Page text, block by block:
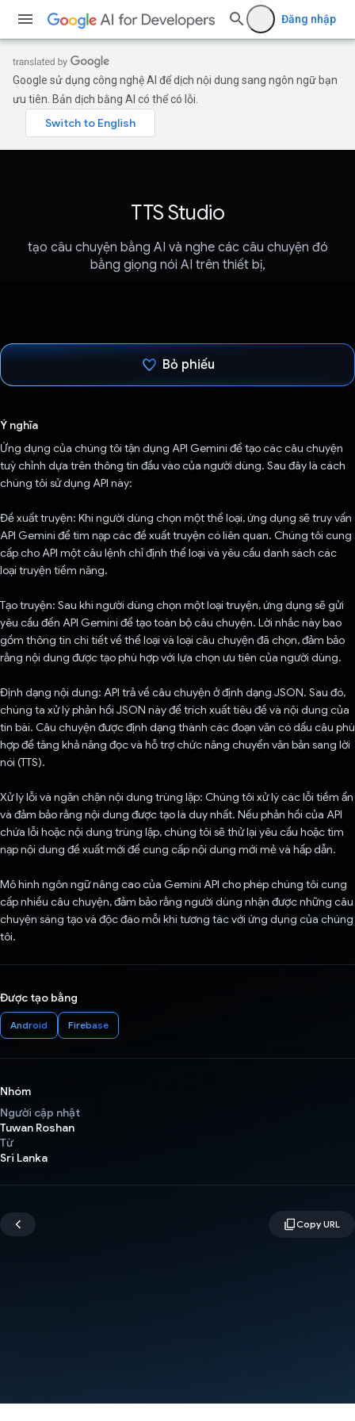
Đăng nhập
Google sử dụng công nghệ AI để dịch nội dung sang ngôn ngữ bạn
ưu tiên. Bản dịch bằng AI có thể có lỗi.
TTS Studio
tạo câu chuyện bằng AI và nghe các câu chuyện đó
bằng giọng nói AI trên thiết bị,
Bỏ phiếu
Ý nghĩa
Ứng dụng của chúng tôi tận dụng API Gemini để tạo các câu chuyện
tuỳ chỉnh dựa trên thông tin đầu vào của người dùng. Sau đây là cách
chúng tôi sử dụng API này:
Đề xuất truyện: Khi người dùng chọn một thể loại, ứng dụng sẽ truy vấn
API Gemini để tìm nạp các đề xuất truyện có liên quan. Chúng tôi cung
cấp cho API một câu lệnh chỉ định thể loại và yêu cầu danh sách các
loại truyện tiềm năng.
Tạo truyện: Sau khi người dùng chọn một loại truyện, ứng dụng sẽ gửi
yêu cầu đến API Gemini để tạo toàn bộ câu chuyện. Lời nhắc này bao
gồm thông tin chi tiết về thể loại và loại câu chuyện đã chọn, đảm bảo
rằng nội dung được tạo phù hợp với lựa chọn ưu tiên của người dùng.
Định dạng nội dung: API trả về câu chuyện ở định dạng JSON. Sau đó,
chúng ta xử lý phản hồi JSON này để trích xuất tiêu đề và nội dung của
tin bài. Câu chuyện được định dạng thành các đoạn văn có dấu câu phù
hợp để tăng khả năng đọc và hỗ trợ chức năng chuyển văn bản sang lời
nói (TTS).
Xử lý lỗi và ngăn chặn nội dung trùng lặp: Chúng tôi xử lý các lỗi tiềm ẩn
và đảm bảo rằng nội dung được tạo là duy nhất. Nếu phản hồi của API
chứa lỗi hoặc nội dung trùng lặp, chúng tôi sẽ thử lại yêu cầu hoặc tìm
nạp nội dung đề xuất mới để cung cấp nội dung mới mẻ và hấp dẫn.
Mô hình ngôn ngữ nâng cao của Gemini API cho phép chúng tôi cung
cấp nhiều câu chuyện, đảm bảo rằng người dùng nhận được những câu
chuyện sáng tạo và độc đáo mỗi khi tương tác với ứng dụng của chúng
tôi.
Được tạo bằng
Android Firebase
Nhóm
Người cập nhật
Tuwan Roshan
Từ
Sri Lanka